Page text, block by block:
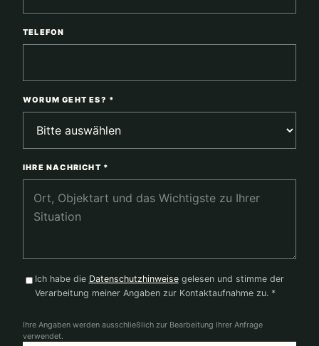
TELEFON
WORUM GEHT ES? *
IHRE NACHRICHT *
Ich habe die Datenschutzhinweisegelesen und stimme der
Verarbeitung meiner Angaben zur Kontaktaufnahme zu. *
Ihre Angaben werden ausschließlich zur Bearbeitung Ihrer Anfrage
verwendet.